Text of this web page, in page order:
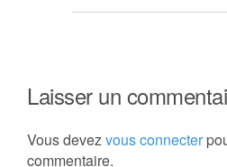
Laisser un
Vous devezvous connecter
commentaire.